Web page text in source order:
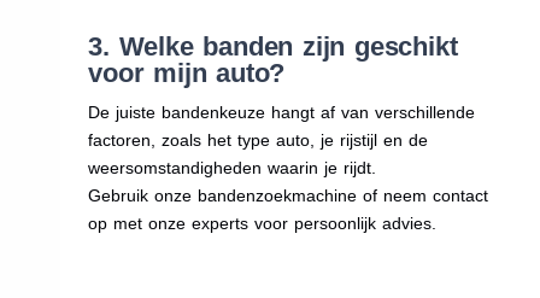
3. Welke banden zijn geschikt
voor mijn auto?
De juiste bandenkeuze hangt af van verschillende
factoren, zoals het type auto, je rijstijl en de
weersomstandigheden waarin je rijdt.
Gebruik onze bandenzoekmachine of neem contact
op met onze experts voor persoonlijk advies.